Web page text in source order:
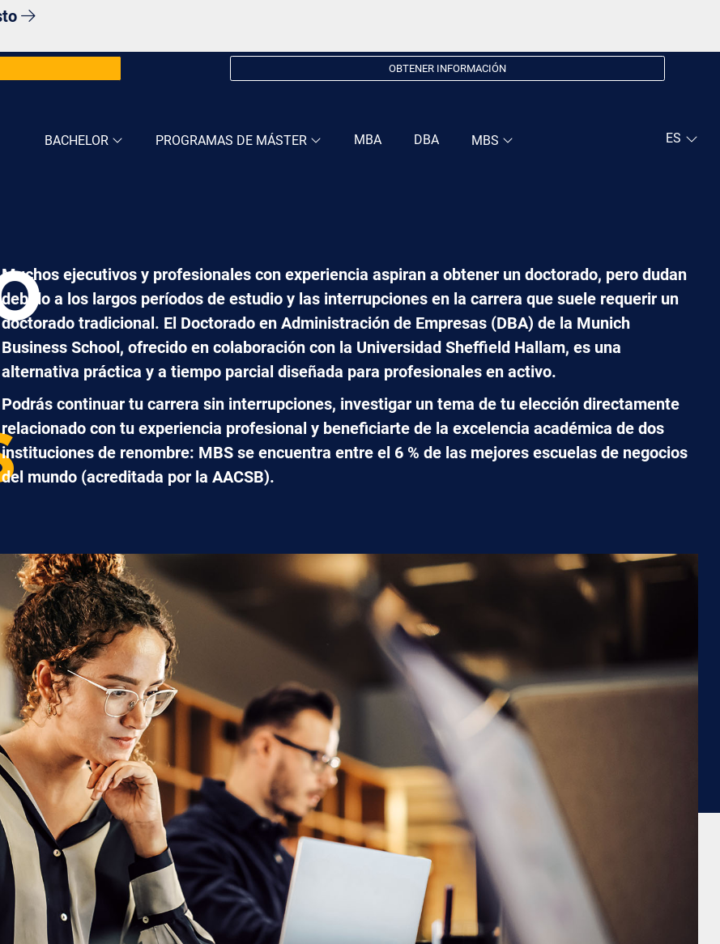
BACHELOR PROGRAMAS DE MÁSTER MBA DBA MBS
OBTENER INFORMACIÓN
Muchos ejecutivos y profesionales con experiencia aspiran a obtener un doctorado, pero dudan
debido a los largos períodos de estudio y las interrupciones en la carrera que suele requerir un
doctorado tradicional. El Doctorado en Administración de Empresas (DBA) de la Munich
Business School, ofrecido en colaboración con la Universidad Sheffield Hallam, es una
alternativa práctica y a tiempo parcial diseñada para profesionales en activo.
Podrás continuar tu carrera sin interrupciones, investigar un tema de tu elección directamente
relacionado con tu experiencia profesional y beneficiarte de la excelencia académica de dos
instituciones de renombre: MBS se encuentra entre el 6 % de las mejores escuelas de negocios
del mundo (acreditada por la AACSB).